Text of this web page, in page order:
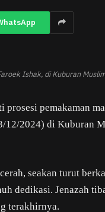
Ishak, di Kuburan
prosesi pemakaman
12/2024) di Kuburan
seakan turut
dedikasi. Jenazah
terakhirnya.